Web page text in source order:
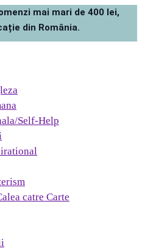
mai mari de 400 lei,
din România.
Self-Help
catre Carte